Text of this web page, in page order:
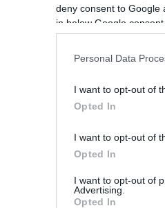
deny consent to Google
in below Google consent
Personal Data
I want to opt-out of
Opted In
I want to opt-out of
Opted In
I want to opt-out of
Advertising.
Opted In